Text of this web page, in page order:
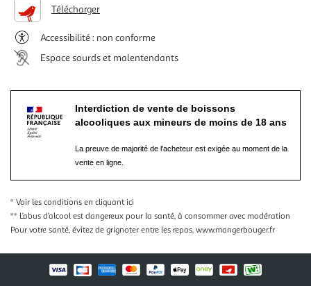
Télécharger
Accessibilité : non conforme
Espace sourds et malentendants
Interdiction de vente de boissons
alcooliques aux mineurs de moins de 18 ans
La preuve de majorité de l'acheteur est exigée au moment de la
vente en ligne.
* Voir les conditions en cliquant ici
** L’abus d’alcool est dangereux pour la santé, à consommer avec modération
Pour votre santé, évitez de grignoter entre les repas. www.mangerbouger.fr